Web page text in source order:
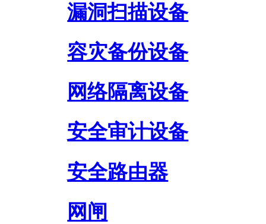
漏洞扫描设备
容灾备份设备
网络隔离设备
安全审计设备
安全路由器
网闸